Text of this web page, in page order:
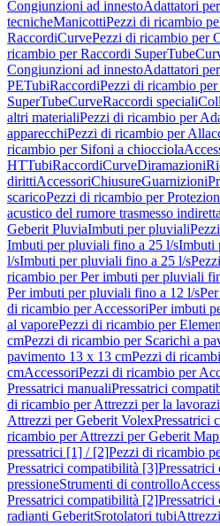
Congiunzioni ad innestoAdattatori
tecnicheManicottiPezzi di ricambio
RaccordiCurvePezzi di ricambio per
ricambio per Raccordi SuperTube
Congiunzioni ad innestoAdattatori
PETubiRaccordiPezzi di ricambio
SuperTubeCurveRaccordi speciali
altri materialiPezzi di ricambio per
apparecchiPezzi di ricambio per
ricambio per Sifoni a chiocciola
HTTubiRaccordiCurveDiramazioni
dirittiAccessoriChiusureGuarnizioni
scaricoPezzi di ricambio per
acustico del rumore trasmesso
Geberit PluviaImbuti per pluviali
Imbuti per pluviali fino a 25 l/sImbuti
l/sImbuti per pluviali fino a 25 l/s
ricambio per Per imbuti per pluviali
Per imbuti per pluviali fino a 12 l/s
di ricambio per AccessoriPer imbuti
al vaporePezzi di ricambio per
cmPezzi di ricambio per Scarichi a
pavimento 13 x 13 cmPezzi di
cmAccessoriPezzi di ricambio per
Pressatrici manualiPressatrici
di ricambio per Attrezzi per la
Attrezzi per Geberit VolexPressatrici
ricambio per Attrezzi per Geberit
pressatrici [1] / [2]Pezzi di ricambio
Pressatrici compatibilità [3]
pressioneStrumenti di controllo
Pressatrici compatibilità [2]
radianti GeberitSrotolatori tubi